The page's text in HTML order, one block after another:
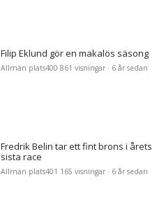
Filip Eklund gör en makalös säsong
Allmän plats400 861 visningar · 6 år sedan
Fredrik Belin tar ett fint brons i årets
sista race
Allmän plats401 165 visningar · 6 år sedan